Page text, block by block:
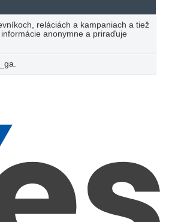
reláciách a kampaniach a tiež
anonymne a priraďuje